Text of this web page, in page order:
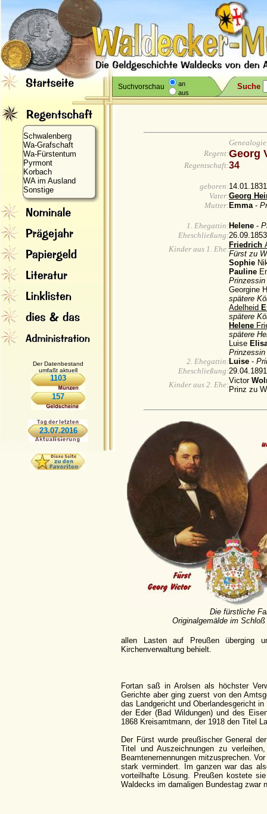
Suchvorschau
an
aus
Suche
Schwalenberg
Wa-Grafschaft
Wa-Fürstentum
Pyrmont
Korbach
WA im Ausland
Sonstige
Der Datenbestand
umfaßt aktuell
1103
157
23.07.2016
Regent:Georg
Regentschaft:34
geboren:
Vater:Georg
Mutter: Emma -
1. Ehegattin: Helene -
Eheschließung:
Kinder aus 1. Ehe: Friedrich
Fürst zu
Sophie
Pauline
Georgine
spätere
Adelheid
spätere
Helene
spätere
Luise
2. Ehegattin: Luise -
Eheschließung:
Kinder aus 2. Ehe:Victor
Prinz zu
Die fürstliche
Originalgemälde im
allen Lasten auf Preußen überging
Kirchenverwaltung behielt.
Fortan saß in Arolsen als höchster
Gerichte aber ging zuerst von den
das Landgericht und Oberlandesgericht
der Eder (Bad Wildungen) und des
1868 Kreisamtmann, der 1918 den Titel
Der Fürst wurde preußischer General
Titel und Auszeichnungen zu
Beamtenernennungen mitzusprechen.
stark vermindert. Im ganzen war das
vorteilhafte Lösung. Preußen kostete
Waldecks im damaligen Bundestag zwar